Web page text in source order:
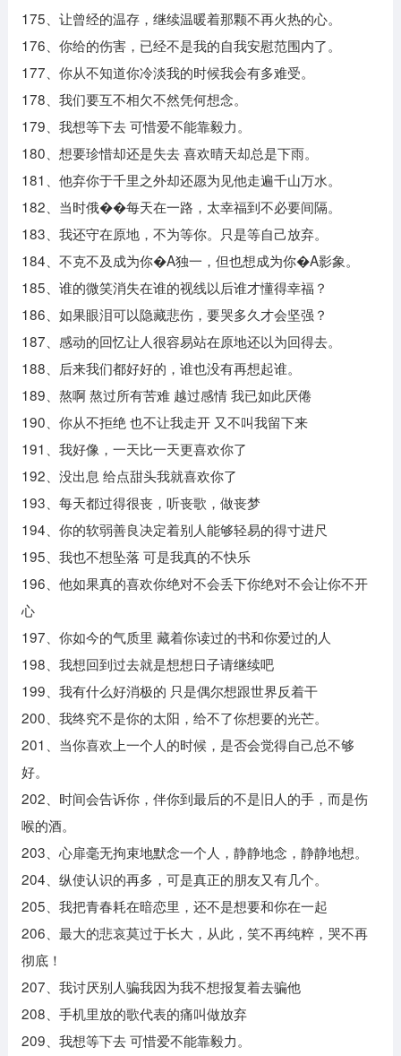
175、让曾经的温存，继续温暖着那颗不再火热的心。
176、你给的伤害，已经不是我的自我安慰范围内了。
177、你从不知道你冷淡我的时候我会有多难受。
178、我们要互不相欠不然凭何想念。
179、我想等下去 可惜爱不能靠毅力。
180、想要珍惜却还是失去 喜欢晴天却总是下雨。
181、他弃你于千里之外却还愿为见他走遍千山万水。
182、当时俄��每天在一路，太幸福到不必要间隔。
183、我还守在原地，不为等你。只是等自己放弃。
184、不克不及成为你�A独一，但也想成为你�A影象。
185、谁的微笑消失在谁的视线以后谁才懂得幸福？
186、如果眼泪可以隐藏悲伤，要哭多久才会坚强？
187、感动的回忆让人很容易站在原地还以为回得去。
188、后来我们都好好的，谁也没有再想起谁。
189、熬啊 熬过所有苦难 越过感情 我已如此厌倦
190、你从不拒绝 也不让我走开 又不叫我留下来
191、我好像，一天比一天更喜欢你了
192、没出息 给点甜头我就喜欢你了
193、每天都过得很丧，听丧歌，做丧梦
194、你的软弱善良决定着别人能够轻易的得寸进尺
195、我也不想坠落 可是我真的不快乐
196、他如果真的喜欢你绝对不会丢下你绝对不会让你不开
心
197、你如今的气质里 藏着你读过的书和你爱过的人
198、我想回到过去就是想想日子请继续吧
199、我有什么好消极的 只是偶尔想跟世界反着干
200、我终究不是你的太阳，给不了你想要的光芒。
201、当你喜欢上一个人的时候，是否会觉得自己总不够
好。
202、时间会告诉你，伴你到最后的不是旧人的手，而是伤
喉的酒。
203、心扉毫无拘束地默念一个人，静静地念，静静地想。
204、纵使认识的再多，可是真正的朋友又有几个。
205、我把青春耗在暗恋里，还不是想要和你在一起
206、最大的悲哀莫过于长大，从此，笑不再纯粹，哭不再
彻底！
207、我讨厌别人骗我因为我不想报复着去骗他
208、手机里放的歌代表的痛叫做放弃
209、我想等下去 可惜爱不能靠毅力。